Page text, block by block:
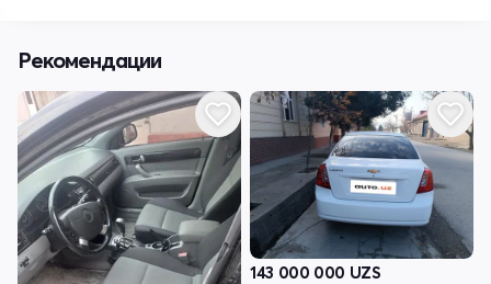
Рекомендации
143 000 000 UZS